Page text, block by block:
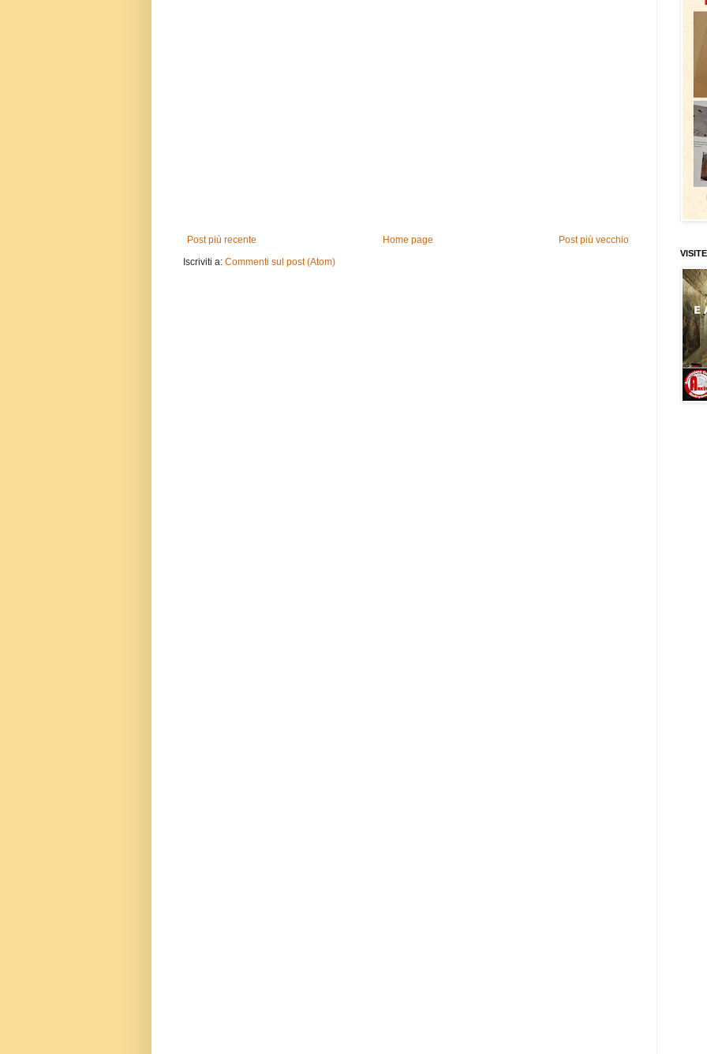
Post più recente Post più vecchio
Home page
Iscriviti a: Commenti sul post (Atom)
VISITE